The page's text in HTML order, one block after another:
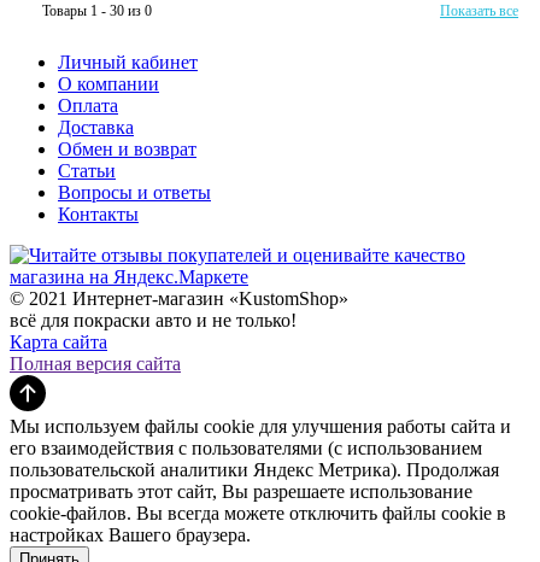
Товары 1 - 30 из 0 Показать все
Личный кабинет
О компании
Оплата
Доставка
Обмен и возврат
Статьи
Вопросы и ответы
Контакты
© 2021 Интернет-магазин «KustomShop»
всё для покраски авто и не только!
Карта сайта
Полная версия сайта
Мы используем файлы cookie для улучшения работы сайта и
его взаимодействия с пользователями (с использованием
пользовательской аналитики Яндекс Метрика). Продолжая
просматривать этот сайт, Вы разрешаете использование
cookie-файлов. Вы всегда можете отключить файлы cookie в
настройках Вашего браузера.